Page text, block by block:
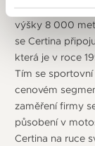
při které Júičiró
výšky 8 000
se Certina
která je v roce
Tím se
cenovém
zaměření firmy
působení v
Certina na ruce